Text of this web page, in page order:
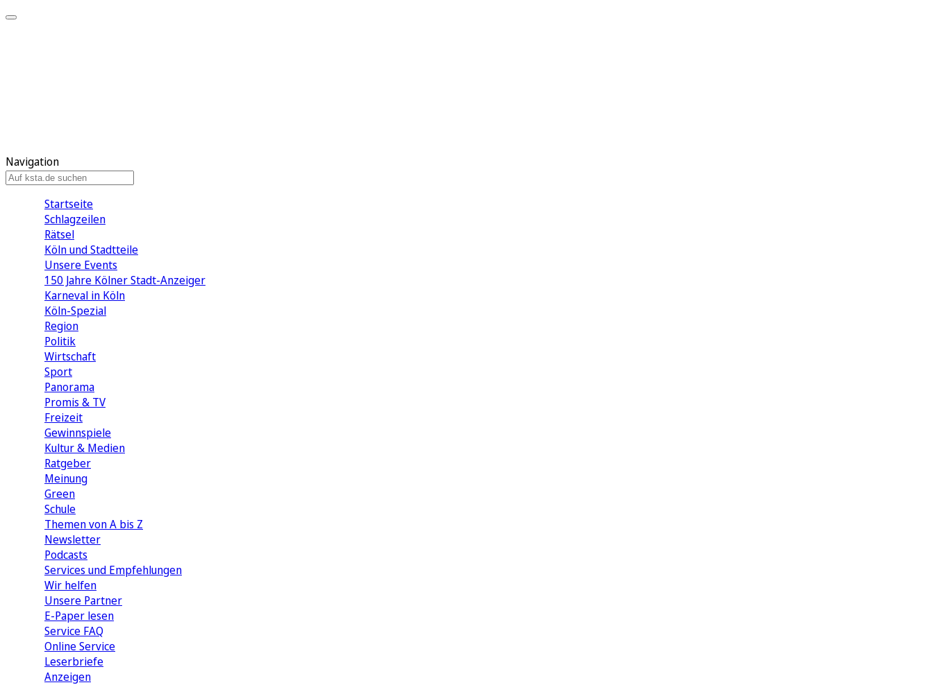
Navigation
Startseite
Schlagzeilen
Rätsel
Köln und Stadtteile
Unsere Events
150 Jahre Kölner Stadt-Anzeiger
Karneval in Köln
Köln-Spezial
Region
Politik
Wirtschaft
Sport
Panorama
Promis & TV
Freizeit
Gewinnspiele
Kultur & Medien
Ratgeber
Meinung
Green
Schule
Themen von A bis Z
Newsletter
Podcasts
Services und Empfehlungen
Wir helfen
Unsere Partner
E-Paper lesen
Service FAQ
Online Service
Leserbriefe
Anzeigen